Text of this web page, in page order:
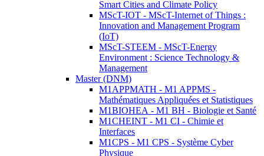
Smart Cities and Climate Policy
MScT-IOT - MScT-Internet of Things :
Innovation and Management Program
(IoT)
MScT-STEEM - MScT-Energy
Environment : Science Technology &
Management
Master (DNM)
M1APPMATH - M1 APPMS -
Mathématiques Appliquées et Statistiques
M1BIOHEA - M1 BH - Biologie et Santé
M1CHEINT - M1 CI - Chimie et
Interfaces
M1CPS - M1 CPS - Système Cyber
Physique